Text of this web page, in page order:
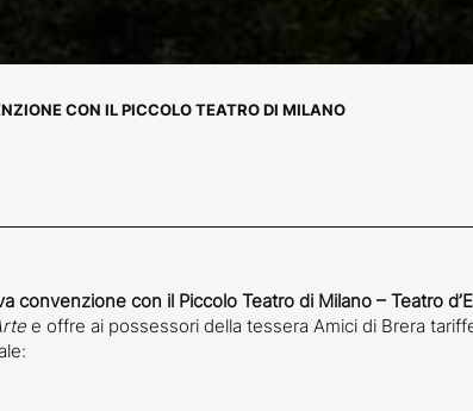
CON IL PICCOLO TEATRO DI MILANO
convenzione con il Piccolo Teatro di Milano – Teatro
e offre ai possessori della tessera Amici di Brera